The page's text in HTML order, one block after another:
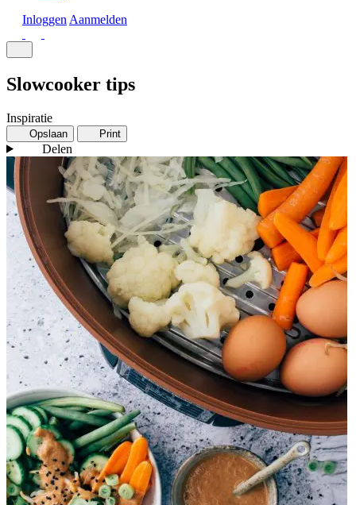
Inloggen Aanmelden
Slowcooker tips
Inspiratie
Opslaan Print
Delen